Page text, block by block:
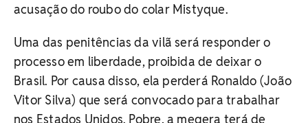
acusação do roubo do colar Mistyque.
Uma das penitências da vilã será responder o
processo em liberdade, proibida de deixar o
Brasil. Por causa disso, ela perderá Ronaldo (João
Vitor Silva) que será convocado para trabalhar
nos Estados Unidos. Pobre, a megera terá de